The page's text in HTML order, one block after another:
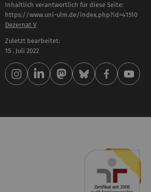
Inhaltlich verantwortlich für diese Seite:
https://www.uni-ulm.de/index.php?id=41510
Dezernat V
Zuletzt bearbeitet:
15 . Juli 2022